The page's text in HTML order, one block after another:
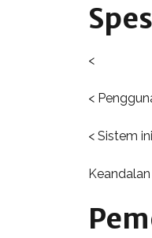
<
<
< Sistem